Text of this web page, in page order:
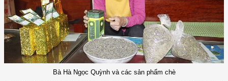
Bà Hà Ngọc Quỳnh và các sản phẩm chè